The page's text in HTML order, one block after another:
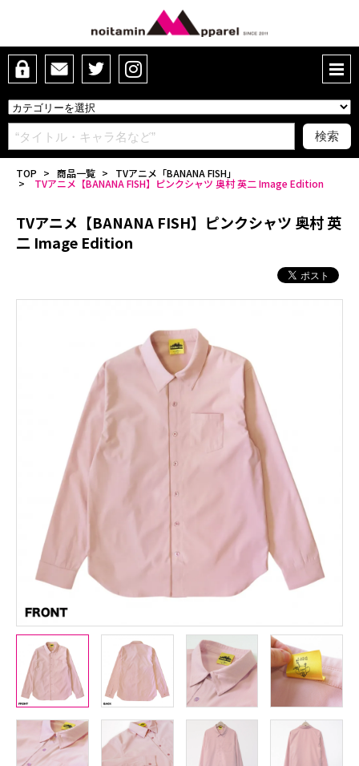
TOP > 商品一覧 > TVアニメ「BANANA FISH」
> TVアニメ【BANANA FISH】ピンクシャツ 奥村 英二 Image Edition
TVアニメ【BANANA FISH】ピンクシャツ 奥村 英
二 Image Edition